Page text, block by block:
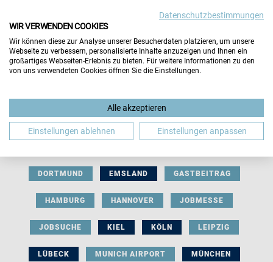
BERUFLICHE ORIENTIERUNG BEWERBUNG
DORTMUND EMSLAND GASTBEITRAG
HAMBURG HANNOVER JOBMESSE
JOBSUCHE KIEL KÖLN LEIPZIG
LÜBECK MUNICH AIRPORT MÜNCHEN
Datenschutzbestimmungen
WIR VERWENDEN COOKIES
Wir können diese zur Analyse unserer Besucherdaten platzieren, um unsere
Webseite zu verbessern, personalisierte Inhalte anzuzeigen und Ihnen ein
großartiges Webseiten-Erlebnis zu bieten. Für weitere Informationen zu den
von uns verwendeten Cookies öffnen Sie die Einstellungen.
Alle akzeptieren
Einstellungen ablehnen Einstellungen anpassen